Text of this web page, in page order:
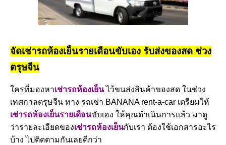
จัดเช่ารถห้องเย็นรายเดือนขับเอง รับส่งของสด ช่วง
ตรุษจีน
ใครที่มองหาเช่ารถห้องเย็นไว้ขนส่งสินค้าของสด ในช่วง
เทศกาลตรุษจีน ทาง รถเช่า BANANA rent-a-car เตรียมให้
เช่ารถห้องเย็นรายเดือนขับเอง ให้คุณดำเนินการแล้ว มาดู
ว่ารายละเอียดของเช่ารถห้องเย็นกับเรา ต้องใช้เอกสารอะไร
บ้าง ไปติดตามกันเลยดีกว่า